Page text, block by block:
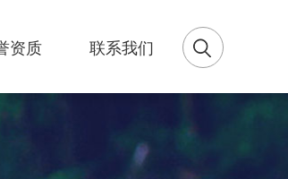
资质 联系我们